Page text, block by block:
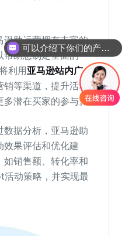
逊助运营拥有丰富的
帮助您制定全面的
利用亚马逊站内广
等渠道，提升活动
多潜在买家的参与。
据分析，亚马逊助
效果评估和优化建
销售额、转化率和
活动策略，并实现最
可以介绍下你们的产品么